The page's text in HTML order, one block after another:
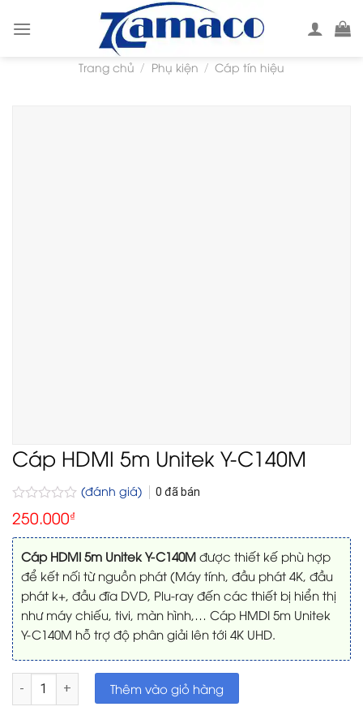
Trang chủ / Phụ kiện / Cáp tín hiệu
Cáp HDMI 5m Unitek Y-C140M
Được
xếp
hạng
0
5
sao
(đánh giá) 0 đã bán
250.000₫
Cáp HDMI 5m Unitek Y-C140M được thiết kế phù hợp
để kết nối từ nguồn phát (Máy tính, đầu phát 4K, đầu
phát k+, đầu đĩa DVD, Plu-ray đến các thiết bị hiển thị
như máy chiếu, tivi, màn hình,… Cáp HMDI 5m Unitek
Y-C140M hỗ trợ độ phân giải lên tới 4K UHD.
Cáp HDMI 5m Unitek Y-C140M số lượng
Thêm vào giỏ hàng